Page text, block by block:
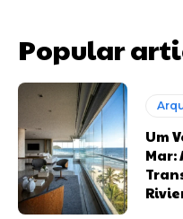
Popular
Um
Mar: